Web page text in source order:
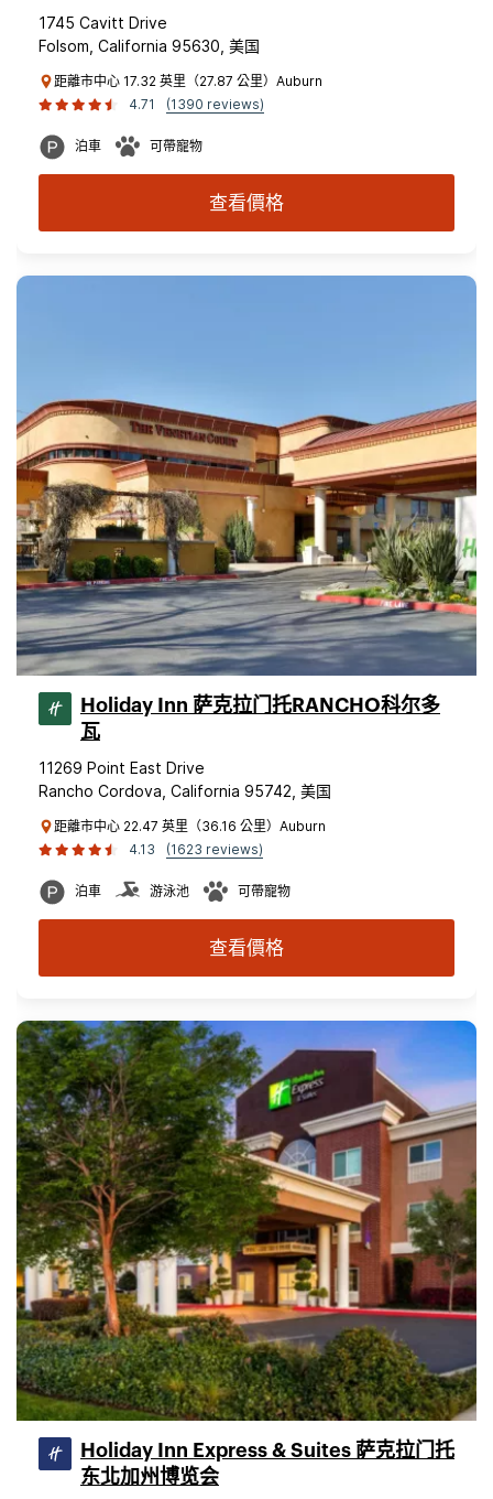
1745 Cavitt Drive
Folsom, California 95630, 美国
距離市中心 17.32 英里（27.87 公里）Auburn
4.71
(1390 reviews)
泊車 可帶寵物
查看價格
Holiday Inn 萨克拉门托RANCHO科尔多
瓦
11269 Point East Drive
Rancho Cordova, California 95742, 美国
距離市中心 22.47 英里（36.16 公里）Auburn
4.13
(1623 reviews)
泊車 游泳池 可帶寵物
查看價格
Holiday Inn Express & Suites 萨克拉门托
东北加州博览会